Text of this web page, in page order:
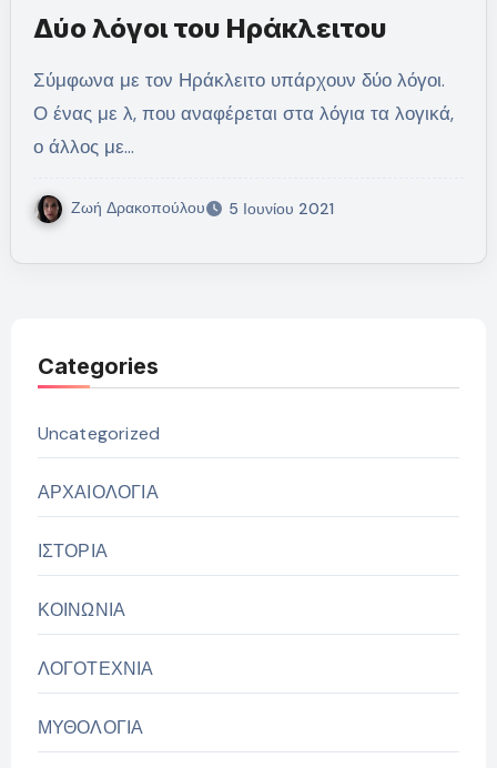
Δύο λόγοι του Ηράκλειτου
Σύμφωνα με τον Ηράκλειτο υπάρχουν δύο λόγοι.
Ο ένας με λ, που αναφέρεται στα λόγια τα λογικά,
ο άλλος με…
Ζωή Δρακοπούλου 5 Ιουνίου 2021
Categories
Uncategorized
ΑΡΧΑΙΟΛΟΓΙΑ
ΙΣΤΟΡΙΑ
ΚΟΙΝΩΝΙΑ
ΛΟΓΟΤΕΧΝΙΑ
ΜΥΘΟΛΟΓΙΑ